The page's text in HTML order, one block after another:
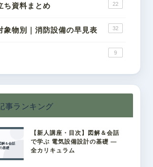
ち資料まとめ 22
象物別｜消防設備の早見表 32
9
事ランキング
【新人講座・目次】図解＆会話
で学ぶ 電気設備設計の基礎 ―
全カリキュラム